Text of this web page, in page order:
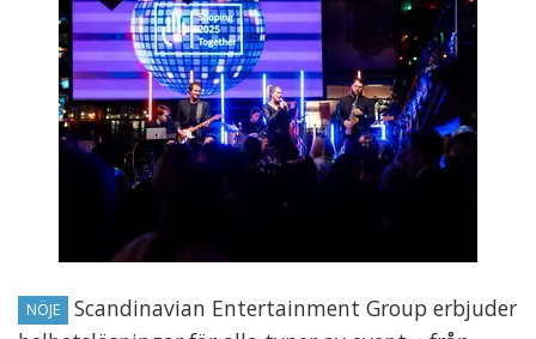
NÖJE
Scandinavian Entertainment Group erbjuder